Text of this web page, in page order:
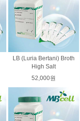
LB (Luria Bertani) Broth
High Salt
52,000원